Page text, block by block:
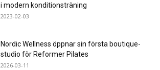
i modern konditionsträning
2023-02-03
Nordic Wellness öppnar sin första boutique-
studio för Reformer Pilates
2026-03-11